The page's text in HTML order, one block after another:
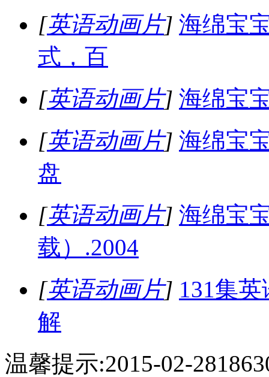
[英语动画片] 海绵宝
式，百
[英语动画片] 海绵宝
[英语动画片] 海绵宝
盘
[英语动画片] 海绵宝
载）.2004
[英语动画片] 131集
解
温馨提示:2015-02-28